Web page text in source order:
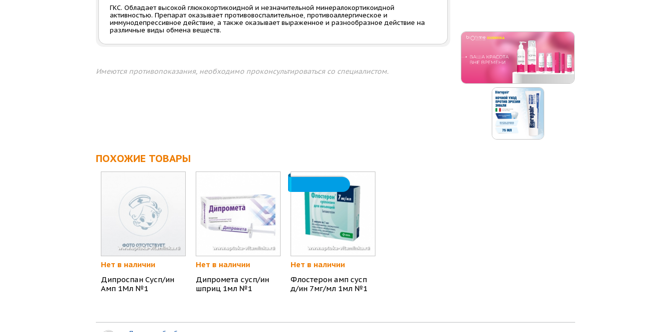
ГКС. Обладает высокой глюкокортикоидной и незначительной минералокортикоидной
активностью. Препарат оказывает противовоспалительное, противоаллергическое и
иммунодепрессивное действие, а также оказывает выраженное и разнообразное действие на
различные виды обмена веществ.
Имеются противопоказания, необходимо проконсультироваться со специалистом.
ПОХОЖИЕ ТОВАРЫ
Нет в наличии
Дипроспан Сусп/ин
Амп 1Мл №1
Нет в наличии
Дипромета сусп/ин
шприц 1мл №1
Нет в наличии
Флостерон амп сусп
д/ин 7мг/мл 1мл №1